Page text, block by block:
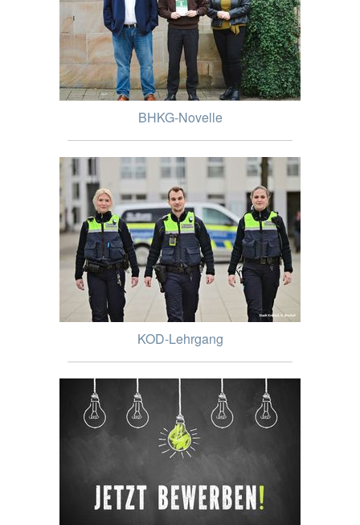
BHKG-Novelle
KOD-Lehrgang